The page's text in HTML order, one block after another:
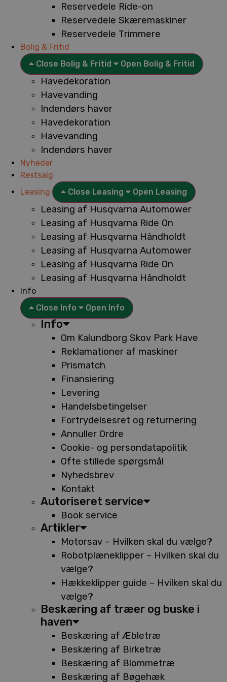
Reservedele Ride-on
Reservedele Skæremaskiner
Reservedele Trimmere
Bolig & Fritid
Close Bolig & Fritid
Open Bolig & Fritid
Havedekoration
Havevanding
Indendørs haver
Havedekoration
Havevanding
Indendørs haver
Nyheder
Restsalg
Leasing
Close Leasing Open Leasing
Leasing af Husqvarna Automower
Leasing af Husqvarna Ride On
Leasing af Husqvarna Håndholdt
Leasing af Husqvarna Automower
Leasing af Husqvarna Ride On
Leasing af Husqvarna Håndholdt
Info
Close Info
Open Info
Info
Om Kalundborg Skov Park Have
Reklamationer af maskiner
Prismatch
Finansiering
Levering
Handelsbetingelser
Fortrydelsesret og returnering
Annuller Ordre
Cookie- og persondatapolitik
Ofte stillede spørgsmål
Nyhedsbrev
Kontakt
Autoriseret service
Book service
Artikler
Motorsav – Hvilken skal du vælge?
Robotplæneklipper – Hvilken skal du
vælge?
Hækkeklipper guide – Hvilken skal du
vælge?
Beskæring af træer og buske i
haven
Beskæring af Æbletræ
Beskæring af Birketræ
Beskæring af Blommetræ
Beskæring af Bøgehæk